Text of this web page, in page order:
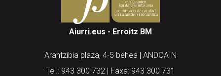
Aiurri.eus - Erroitz BM
Arantzibia plaza, 4-5 behea | ANDOAIN
Tel.: 943 300 732 | Faxa: 943 300 731